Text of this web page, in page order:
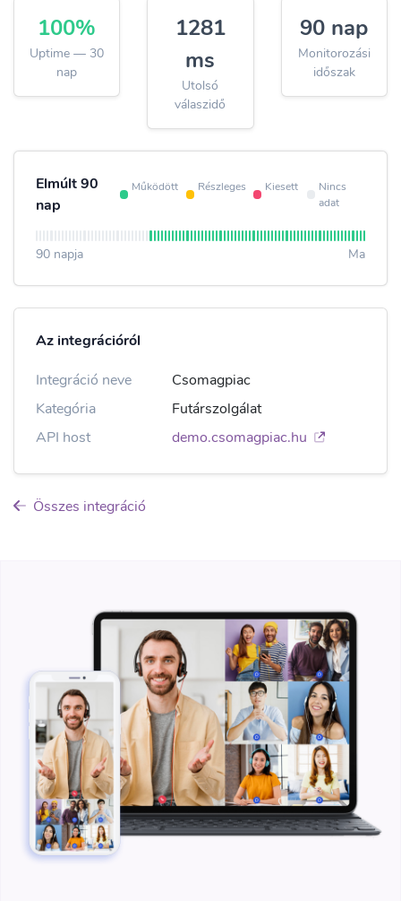
100%
Uptime — 30
nap
1281
ms
Utolsó
válaszidő
90 nap
Monitorozási
időszak
Elmúlt 90
nap
Működött Részleges Kiesett
Nincs
adat
90 napja Ma
Az integrációról
Integráció neve
Csomagpiac
Kategória
Futárszolgálat
API host
demo.csomagpiac.hu
Összes integráció